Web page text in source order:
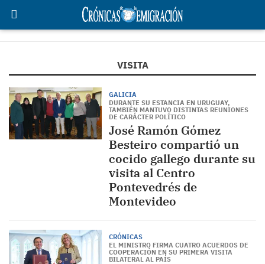
VISITA
GALICIA
DURANTE SU ESTANCIA EN URUGUAY,
TAMBIÉN MANTUVO DISTINTAS REUNIONES
DE CARÁCTER POLÍTICO
José Ramón Gómez
Besteiro compartió un
cocido gallego durante su
visita al Centro
Pontevedrés de
Montevideo
CRÓNICAS
EL MINISTRO FIRMA CUATRO ACUERDOS DE
COOPERACIÓN EN SU PRIMERA VISITA
BILATERAL AL PAÍS